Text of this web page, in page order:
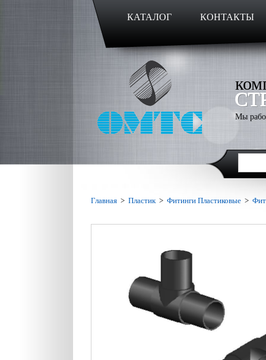
КАТАЛОГ КОНТАКТЫ
Мы
Главная > Пластик> Фитинги Пластиковые >